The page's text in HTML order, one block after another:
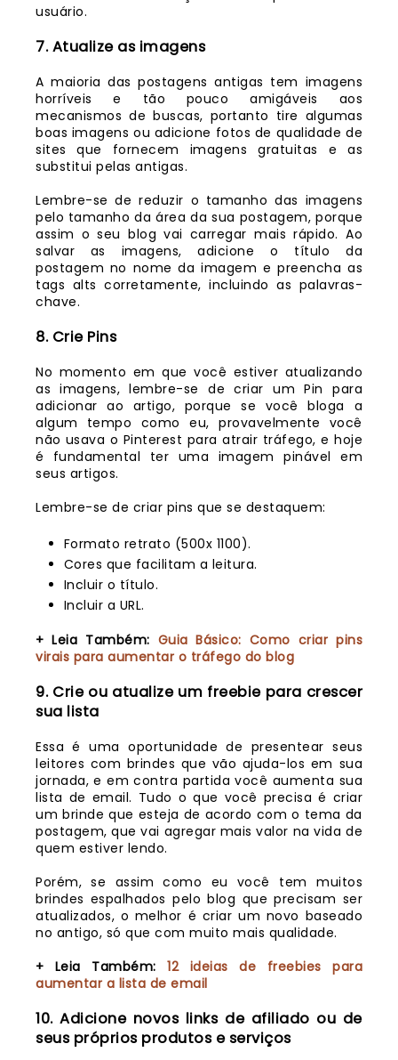
usuário.
7. Atualize as imagens
A maioria das postagens antigas tem imagens
horríveis e tão pouco amigáveis aos
mecanismos de buscas, portanto tire algumas
boas imagens ou adicione fotos de qualidade de
sites que fornecem imagens gratuitas e as
substitui pelas antigas.
Lembre-se de reduzir o tamanho das imagens
pelo tamanho da área da sua postagem, porque
assim o seu blog vai carregar mais rápido. Ao
salvar as imagens, adicione o título da
postagem no nome da imagem e preencha as
tags alts corretamente, incluindo as palavras-
chave.
8. Crie Pins
No momento em que você estiver atualizando
as imagens, lembre-se de criar um Pin para
adicionar ao artigo, porque se você bloga a
algum tempo como eu, provavelmente você
não usava o Pinterest para atrair tráfego, e hoje
é fundamental ter uma imagem pinável em
seus artigos.
Lembre-se de criar pins que se destaquem:
Formato retrato (500x 1100).
Cores que facilitam a leitura.
Incluir o título.
Incluir a URL.
+ Leia Também: Guia Básico: Como criar pins
virais para aumentar o tráfego do blog
9. Crie ou atualize um freebie para crescer
sua lista
Essa é uma oportunidade de presentear seus
leitores com brindes que vão ajuda-los em sua
jornada, e em contra partida você aumenta sua
lista de email. Tudo o que você precisa é criar
um brinde que esteja de acordo com o tema da
postagem, que vai agregar mais valor na vida de
quem estiver lendo.
Porém, se assim como eu você tem muitos
brindes espalhados pelo blog que precisam ser
atualizados, o melhor é criar um novo baseado
no antigo, só que com muito mais qualidade.
+ Leia Também:12 ideias de freebies para
aumentar a lista de email
10. Adicione novos links de afiliado ou de
seus próprios produtos e serviços